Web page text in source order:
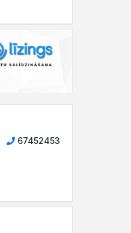
67452453